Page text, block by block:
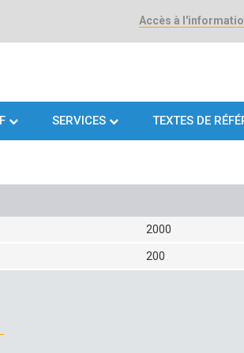
Accès à
SERVICES TEXTES DE
2000
200